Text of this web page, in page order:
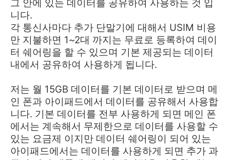
그 안에 있는 데이터를 공유하여 사용하는 것 입
니다.
각 통신사마다 추가 단말기에 대해서 USIM 비용
만 지불하면 1~2대 까지는 무료로 등록하여 데이
터 쉐어링을 할 수 있으며 기본 제공되는 데이터
내에서 공유하여 사용하게 됩니다.
저는 월 15GB 데이터를 기본 데이터로 받으며 메
인 폰과 아이패드에서 데이터를 공유해서 사용합
니다. 기본 데이터를 전부 사용하게 되면 메인 폰
에서는 계속해서 무제한으로 데이터를 사용할 수
있는 요금제 이지만 데이터 쉐어링이 되어 있는
아이패드에서는 데이터를 사용하게 되면 추가 과